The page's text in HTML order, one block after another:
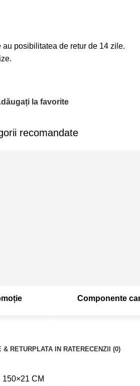
au posibilitatea de retur de 14 zile.
la favorite
recomandate
Componente
& RETURPLATA IN RATERECENZII (0)
150×21 CM